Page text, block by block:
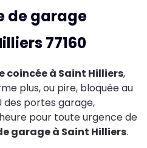
de garage
77160
coincée à Saint Hilliers,
plus, ou pire, bloquée au
des portes garage,
pour toute urgence de
garage à Saint Hilliers.